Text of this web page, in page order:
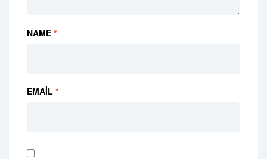
NAME *
EMAIL *